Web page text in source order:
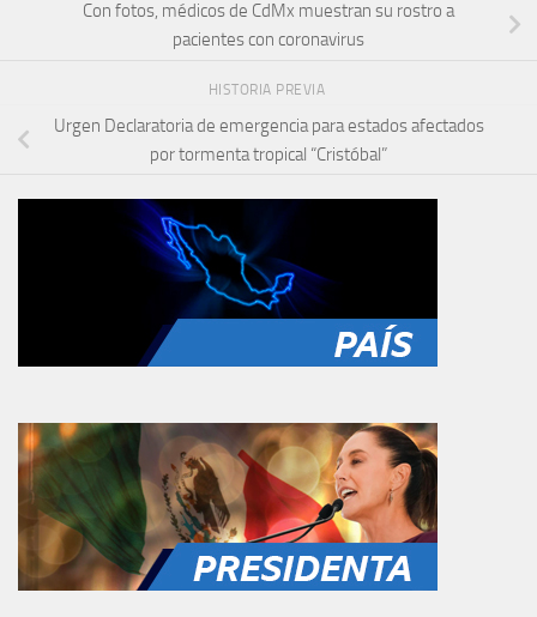
Con fotos, médicos de CdMx muestran su rostro a
pacientes con coronavirus
HISTORIA PREVIA
Urgen Declaratoria de emergencia para estados afectados
por tormenta tropical “Cristóbal”